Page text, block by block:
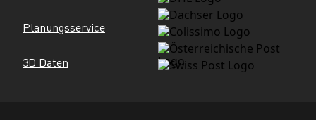
Planungsservice
3D Daten